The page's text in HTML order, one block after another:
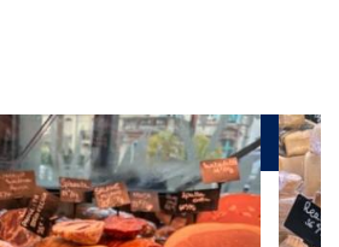
Produits